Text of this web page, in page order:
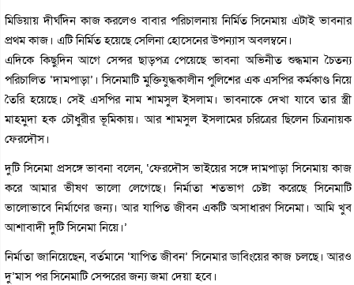
মিডিয়ায় দীর্ঘদিন কাজ করলেও বাবার পরিচালনায় নির্মিত সিনেমায় এটাই ভাবনার
প্রথম কাজ। এটি নির্মিত হয়েছে সেলিনা হোসেনের উপন্যাস অবলম্বনে।
এদিকে কিছুদিন আগে সেন্সর ছাড়পত্র পেয়েছে ভাবনা অভিনীত শুদ্ধমান চৈতন্য
পরিচালিত ‘দামপাড়া’। সিনেমাটি মুক্তিযুদ্ধকালীন পুলিশের এক এসপির কর্মকাণ্ড নিয়ে
তৈরি হয়েছে। সেই এসপির নাম শামসুল ইসলাম। ভাবনাকে দেখা যাবে তার স্ত্রী
মাহমুদা হক চৌধুরীর ভূমিকায়। আর শামসুল ইসলামের চরিত্রের ছিলেন চিত্রনায়ক
ফেরদৌস।
দুটি সিনেমা প্রসঙ্গে ভাবনা বলেন, ‘ফেরদৌস ভাইয়ের সঙ্গে দামপাড়া সিনেমায় কাজ
করে আমার ভীষণ ভালো লেগেছে। নির্মাতা শতভাগ চেষ্টা করেছে সিনেমাটি
ভালোভাবে নির্মাণের জন্য। আর যাপিত জীবন একটি অসাধারণ সিনেমা। আমি খুব
আশাবাদী দুটি সিনেমা নিয়ে।’
নির্মাতা জানিয়েছেন, বর্তমানে ‘যাপিত জীবন’ সিনেমার ডাবিংয়ের কাজ চলছে। আরও
দু’মাস পর সিনেমাটি সেন্সরের জন্য জমা দেয়া হবে।